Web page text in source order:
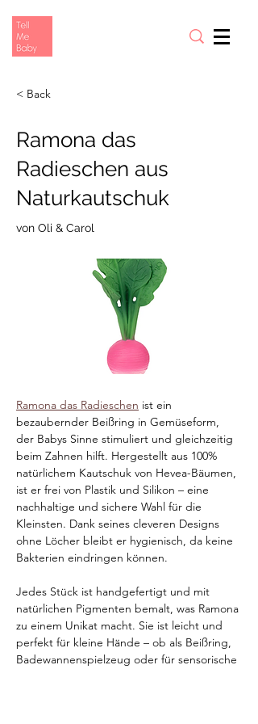
< Back
Ramona das
Radieschen aus
Naturkautschuk
von Oli & Carol
Ramona das Radieschen ist ein
bezaubernder Beißring in Gemüseform,
der Babys Sinne stimuliert und gleichzeitig
beim Zahnen hilft. Hergestellt aus 100%
natürlichem Kautschuk von Hevea-Bäumen,
ist er frei von Plastik und Silikon – eine
nachhaltige und sichere Wahl für die
Kleinsten. Dank seines cleveren Designs
ohne Löcher bleibt er hygienisch, da keine
Bakterien eindringen können.
Jedes Stück ist handgefertigt und mit
natürlichen Pigmenten bemalt, was Ramona
zu einem Unikat macht. Sie ist leicht und
perfekt für kleine Hände – ob als Beißring,
Badewannenspielzeug oder für sensorische